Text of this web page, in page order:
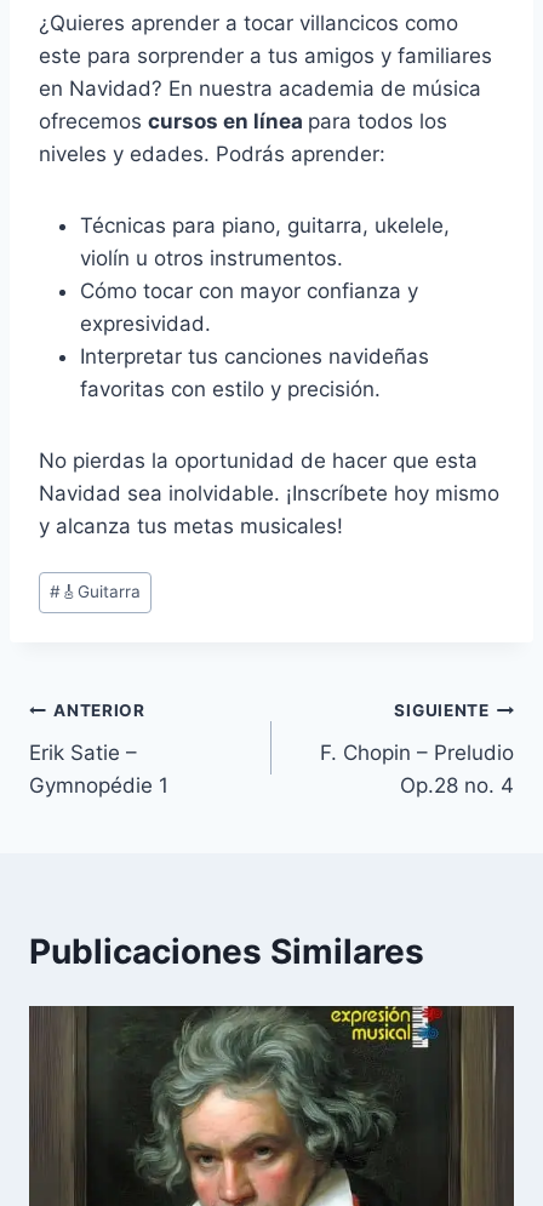
¿Quieres aprender a tocar villancicos como
este para sorprender a tus amigos y familiares
en Navidad? En nuestra academia de música
ofrecemos cursos en línea para todos los
niveles y edades. Podrás aprender:
Técnicas para piano, guitarra, ukelele,
violín u otros instrumentos.
Cómo tocar con mayor confianza y
expresividad.
Interpretar tus canciones navideñas
favoritas con estilo y precisión.
No pierdas la oportunidad de hacer que esta
Navidad sea inolvidable. ¡Inscríbete hoy mismo
y alcanza tus metas musicales!
Etiquetas
de
#🎸Guitarra
Navegación
de
ANTERIOR
Erik Satie –
Gymnopédie 1
SIGUIENTE
F. Chopin – Preludio
Op.28 no. 4
Publicaciones Similares